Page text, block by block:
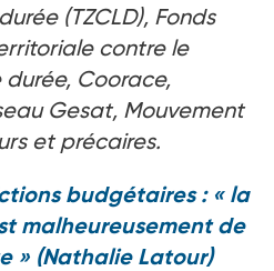
(TZCLD), Fonds
contre le
Coorace,
Gesat, Mouvement
et précaires.
budgétaires : « la
malheureusement de
» (Nathalie Latour)